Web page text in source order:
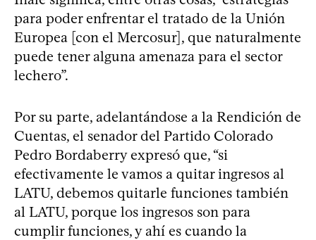
para poder enfrentar el tratado de la Unión
Europea [con el Mercosur], que naturalmente
puede tener alguna amenaza para el sector
lechero”.
Por su parte, adelantándose a la Rendición de
Cuentas, el senador del Partido Colorado
Pedro Bordaberry expresó que, “si
efectivamente le vamos a quitar ingresos al
LATU, debemos quitarle funciones también
al LATU, porque los ingresos son para
cumplir funciones, y ahí es cuando la